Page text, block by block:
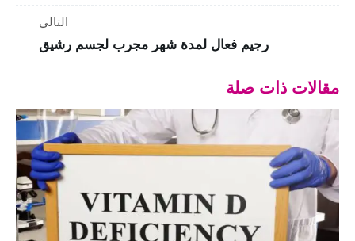
التالي
رجيم فعال لمدة شهر مجرب لجسم رشيق
مقالات ذات صلة